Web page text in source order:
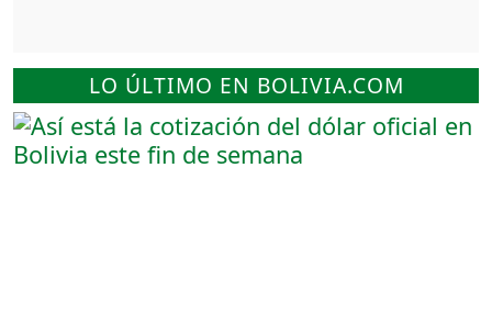
LO ÚLTIMO EN BOLIVIA.COM